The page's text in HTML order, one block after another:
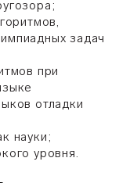
задач
при
отладки
науки;
уровня.